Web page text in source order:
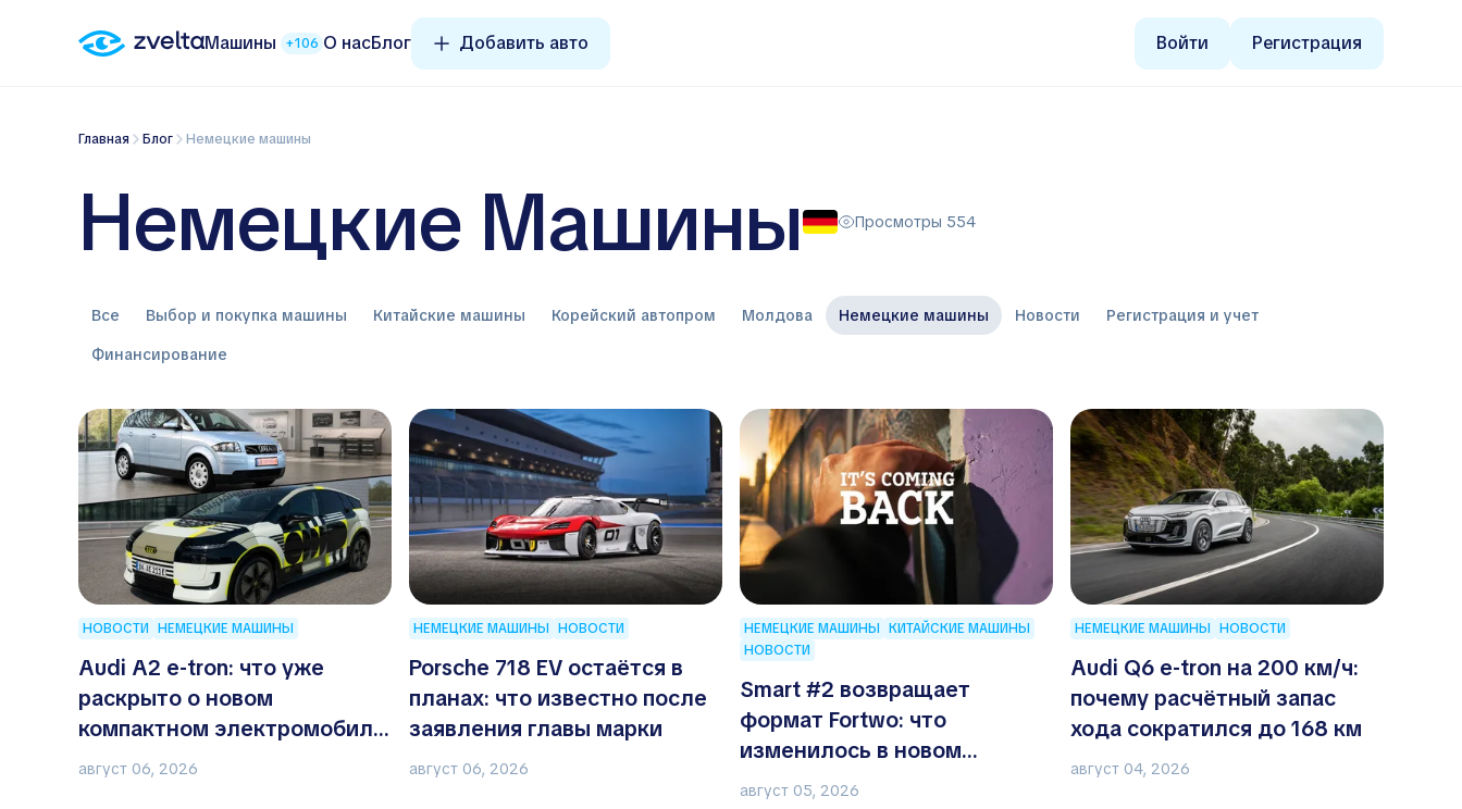
Машины +106 О насБлог Добавить авто Войти Регистрация
Главная Блог Немецкие машины
Немецкие Машины Просмотры 554
Все Выбор и покупка машины Китайские машины Корейский автопром Молдова Немецкие машины Новости
Регистрация и учет
Финансирование
НОВОСТИ НЕМЕЦКИЕ МАШИНЫ
Audi A2 e-tron: что уже
раскрыто о новом
компактном электромобиле
Audi
август 06, 2026
НЕМЕЦКИЕ МАШИНЫ НОВОСТИ
Porsche 718 EV остаётся в
планах: что известно после
заявления главы марки
август 06, 2026
НЕМЕЦКИЕ МАШИНЫ КИТАЙСКИЕ МАШИНЫ
НОВОСТИ
Smart #2 возвращает
формат Fortwo: что
изменилось в новом
электрическом
август 05, 2026
НЕМЕЦКИЕ МАШИНЫ НОВОСТИ
Audi Q6 e-tron на 200 км/ч:
почему расчётный запас
хода сократился до 168 км
август 04, 2026